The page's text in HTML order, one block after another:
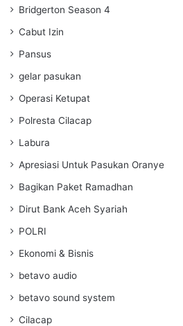
Bridgerton Season 4
Cabut Izin
Pansus
gelar pasukan
Operasi Ketupat
Polresta Cilacap
Labura
Apresiasi Untuk Pasukan Oranye
Bagikan Paket Ramadhan
Dirut Bank Aceh Syariah
POLRI
Ekonomi & Bisnis
betavo audio
betavo sound system
Cilacap